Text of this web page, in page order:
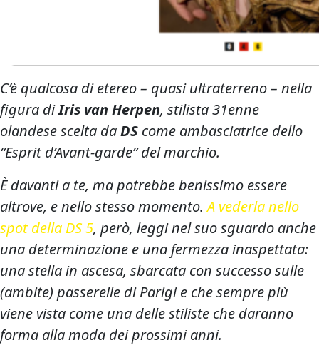
C’è qualcosa di etereo – quasi ultraterreno – nella
figura diIris van Herpen, stilista 31enne
olandese scelta daDS come ambasciatrice dello
“Esprit d’Avant-garde” del marchio.
È davanti a te, ma potrebbe benissimo essere
altrove, e nello stesso momento.A vederla nello
spot della DS 5, però, leggi nel suo sguardo anche
una determinazione e una fermezza inaspettata:
una stella in ascesa, sbarcata con successo sulle
(ambite) passerelle di Parigi e che sempre più
viene vista come una delle stiliste che daranno
forma alla moda dei prossimi anni.